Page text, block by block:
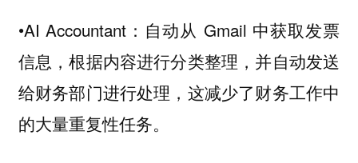
•AI Accountant：自动从 Gmail 中获取发票
信息，根据内容进行分类整理，并自动发送
给财务部门进行处理，这减少了财务工作中
的大量重复性任务。